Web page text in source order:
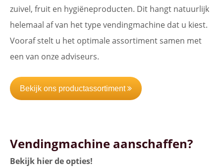
zuivel, fruit en hygiëneproducten. Dit hangt natuurlijk
helemaal af van het type vendingmachine dat u kiest.
Vooraf stelt u het optimale assortiment samen met
een van onze adviseurs.
Bekijk ons productassortiment
Vendingmachine aanschaffen?
Bekijk hier de opties!